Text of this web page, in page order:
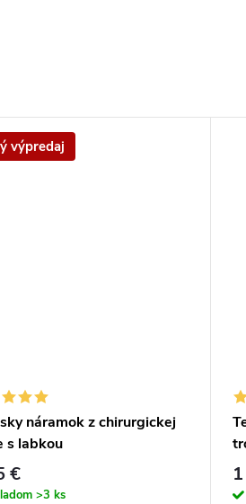
výpredaj
náramok z chirurgickej
s labkou
€
>3 ks